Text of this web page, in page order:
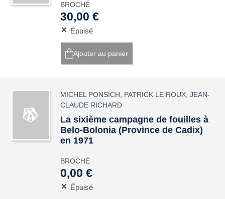
BROCHÉ
30,00 €
Épuisé
Ajouter au panier
MICHEL PONSICH PATRICK LE ROUX ,JEAN-
CLAUDE RICHARD
La sixième campagne de fouilles à
Belo-Bolonia (Province de Cadix)
en 1971
BROCHÉ
0,00 €
Épuisé